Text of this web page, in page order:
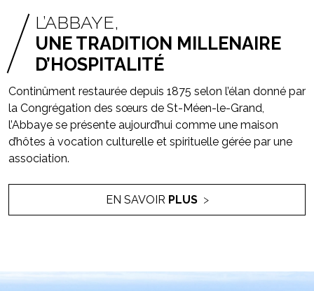
UNE TRADITION MILLENAIRE
D’HOSPITALITÉ
Continûment restaurée depuis 1875 selon l’élan donné par
la Congrégation des sœurs de St-Méen-le-Grand,
l’Abbaye se présente aujourd’hui comme une maison
d’hôtes à vocation culturelle et spirituelle gérée par une
association.
EN SAVOIRPLUS